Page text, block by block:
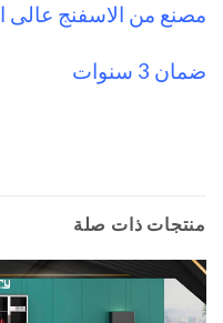
مصنع من الاسفنج عالى
ضمان 3 سنوات
منتجات ذات صلة